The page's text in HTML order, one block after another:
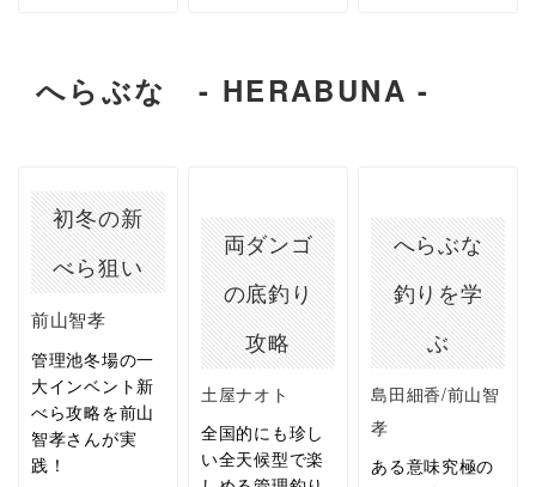
へらぶな - HERABUNA -
初冬の新
べら狙い
前山智孝
管理池冬場の一
大インベント新
べら攻略を前山
智孝さんが実
践！
両ダンゴ
の底釣り
攻略
土屋ナオト
全国的にも珍し
い全天候型で楽
へらぶな
釣りを学
ぶ
島田細香/前山智
孝
ある意味究極の